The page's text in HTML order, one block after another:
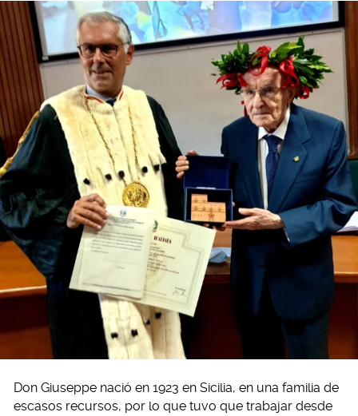
Don Giuseppe nació en 1923 en Sicilia, en una familia de
escasos recursos, por lo que tuvo que trabajar desde